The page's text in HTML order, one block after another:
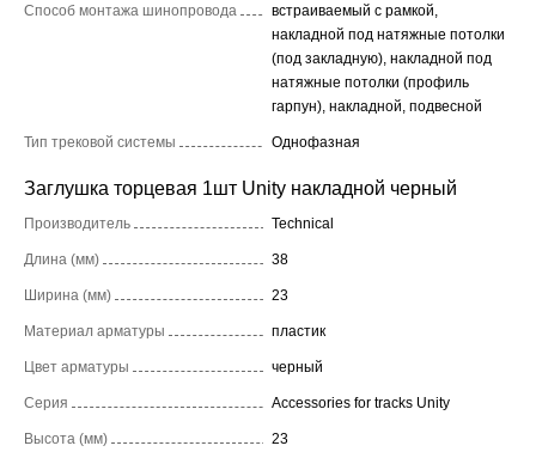
Способ монтажа шинопровода
встраиваемый с рамкой,
накладной под натяжные потолки
(под закладную), накладной под
натяжные потолки (профиль
гарпун), накладной, подвесной
Тип трековой системы Однофазная
Заглушка торцевая 1шт Unity накладной черный
Производитель Technical
Длина (мм) 38
Ширина (мм) 23
Материал арматуры пластик
Цвет арматуры черный
Серия Accessories for tracks Unity
Высота (мм) 23